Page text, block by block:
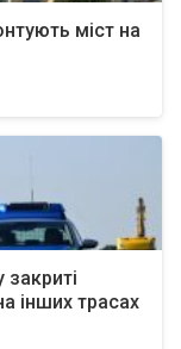
міст на
інших трасах